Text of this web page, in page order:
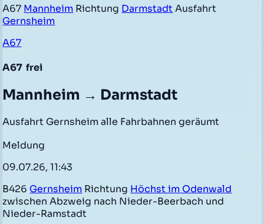
A67 Mannheim Richtung DarmstadtAusfahrt
Gernsheim
A67
A67 frei
Mannheim → Darmstadt
Ausfahrt Gernsheim alle Fahrbahnen geräumt
Meldung
09.07.26, 11:43
B426 Gernsheim Richtung Höchst im Odenwald
zwischen Abzweig nach Nieder-Beerbach und
Nieder-Ramstadt